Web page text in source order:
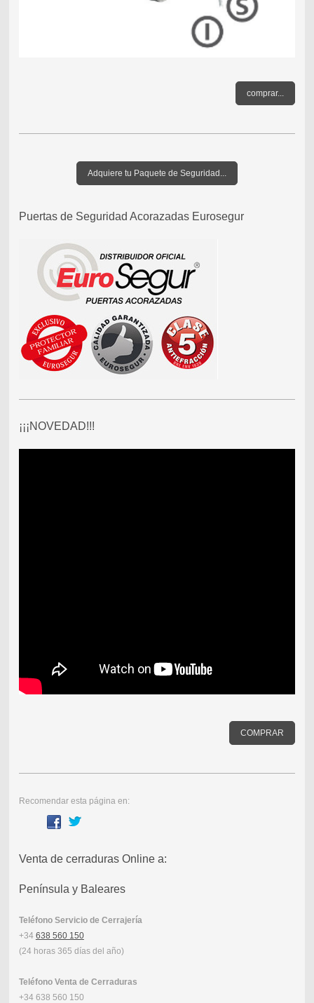
comprar...
Adquiere tu Paquete de Seguridad...
Puertas de Seguridad Acorazadas Eurosegur
¡¡¡NOVEDAD!!!
COMPRAR
Recomendar esta página en:
Venta de cerraduras Online a:
Península y Baleares
Teléfono Servicio de Cerrajería
+34 638 560 150
(24 horas 365 días del año)
Teléfono Venta de Cerraduras
+34 638 560 150